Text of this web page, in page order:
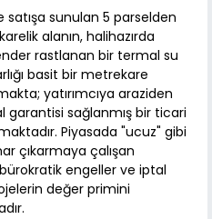
satışa sunulan 5 parselden
alanın, halihazırda
rastlanan bir termal su
basit bir metrekare
yatırımcıya araziden
garantisi sağlanmış bir ticari
Piyasada "ucuz" gibi
çıkarmaya çalışan
bürokratik engeller ve iptal
değer primini